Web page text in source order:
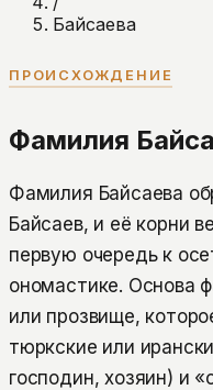
Байсаева
ПРОИСХОЖДЕНИЕ
Фамилия
Фамилия Байсаева
Байсаев, и её корни
первую очередь к
ономастике. Основа
или прозвище,
тюркские или
господин, хозяин) и